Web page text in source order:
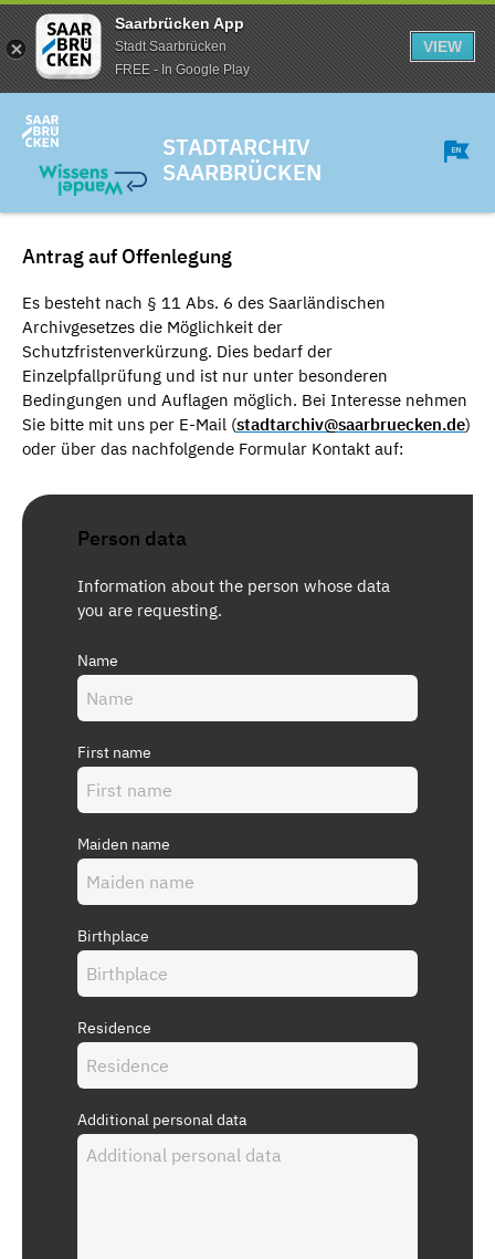
Saarbrücken App
Stadt Saarbrücken
FREE - In Google Play
VIEW
STADTARCHIV
SAARBRÜCKEN
Antrag auf Offenlegung
Es besteht nach § 11 Abs. 6 des Saarländischen
Archivgesetzes die Möglichkeit der
Schutzfristenverkürzung. Dies bedarf der
Einzelpfallprüfung und ist nur unter besonderen
Bedingungen und Auflagen möglich. Bei Interesse nehmen
Sie bitte mit uns per E-Mail (stadtarchiv@saarbruecken.de)
oder über das nachfolgende Formular Kontakt auf:
Person data
Information about the person whose data
you are requesting.
Name
First name
Maiden name
Birthplace
Residence
Additional personal data